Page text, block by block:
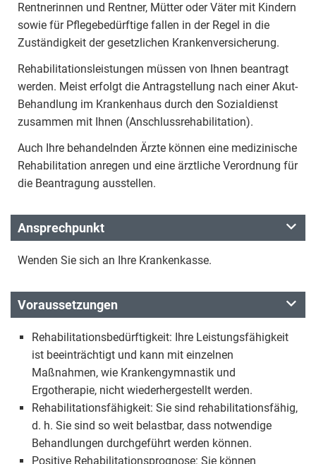
Rentnerinnen und Rentner, Mütter oder Väter mit Kindern
sowie für Pflegebedürftige fallen in der Regel in die
Zuständigkeit der gesetzlichen Krankenversicherung.
Rehabilitationsleistungen müssen von Ihnen beantragt
werden. Meist erfolgt die Antragstellung nach einer Akut-
Behandlung im Krankenhaus durch den Sozialdienst
zusammen mit Ihnen (Anschlussrehabilitation).
Auch Ihre behandelnden Ärzte können eine medizinische
Rehabilitation anregen und eine ärztliche Verordnung für
die Beantragung ausstellen.
Ansprechpunkt
Wenden Sie sich an Ihre Krankenkasse.
Voraussetzungen
Rehabilitationsbedürftigkeit: Ihre Leistungsfähigkeit
ist beeinträchtigt und kann mit einzelnen
Maßnahmen, wie Krankengymnastik und
Ergotherapie, nicht wiederhergestellt werden.
Rehabilitationsfähigkeit: Sie sind rehabilitationsfähig,
d. h. Sie sind so weit belastbar, dass notwendige
Behandlungen durchgeführt werden können.
Positive Rehabilitationsprognose: Sie können